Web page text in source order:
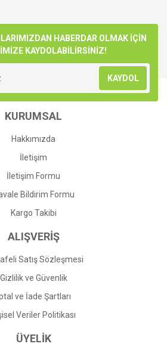
Yorum Yaz
iletebilirsiniz.
teşekkür ederiz.
bozuk veya görüntülenemiyor.
eksik bilgiler bulunuyor.
bulunuyor.
daha pahalı.
Gönder
HABERDAR OLMAK İÇİN
KAYDOLABİLİRSİNİZ!
KAYDOL
KURUMSAL
Hakkımızda
İletişim
İletişim Formu
Bildirim Formu
Kargo Takibi
ALIŞVERİŞ
Satış Sözleşmesi
Gizlilik ve Güvenlik
ve İade Şartları
Veriler Politikası
ÜYELİK